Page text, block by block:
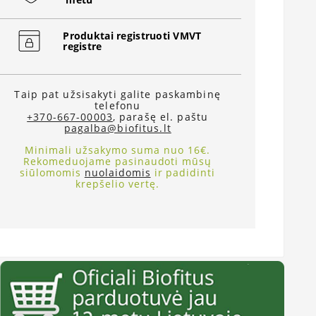
Produktai registruoti VMVT
registre
Taip pat užsisakyti galite paskambinę
telefonu
+370-667-00003, parašę el. paštu
pagalba@biofitus.lt
Minimali užsakymo suma nuo 16€.
Rekomeduojame pasinaudoti mūsų
siūlomomis nuolaidomis ir padidinti
krepšelio vertę.